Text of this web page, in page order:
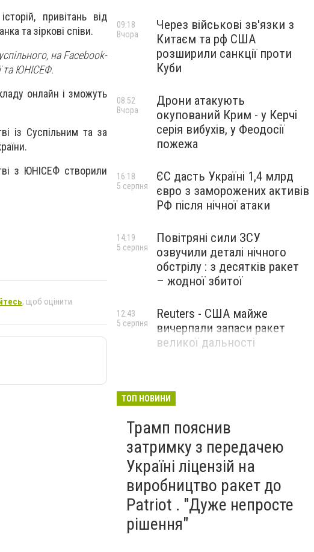
привітань від
та зіркові співи.
на Facebook-
та ЮНІСЕФ.
онлайн і зможуть
із Суспільним та за
з ЮНІСЕФ створили
, щоб оцінити
Через військові зв'язки з
Китаєм та рф США
розширили санкції проти
Куби
09:18
Вчора
Дрони атакують
окупований Крим - у Керчі
серія вибухів, у Феодосії
пожежа
08:52
Вчора
ЄС дасть Україні 1,4 млрд
євро з заморожених активів
РФ після нічної атаки
16:18
5 серпня
Повітряні сили ЗСУ
озвучили деталі нічного
обстрілу : з десятків ракет
– жодної збитої
14:19
5 серпня
Reuters - США майже
вичерпали запаси ракет
великої дальності
12:43
5 серпня
ТОП НОВИНИ
Трамп пояснив
затримку з передачею
Україні ліцензій на
виробництво ракет до
Patriot . "Дуже непросте
рішення"